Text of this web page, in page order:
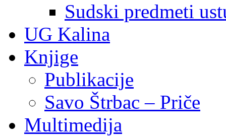
Sudski predmeti
UG Kalina
Knjige
Publikacije
Savo Štrbac – Priče
Multimedija